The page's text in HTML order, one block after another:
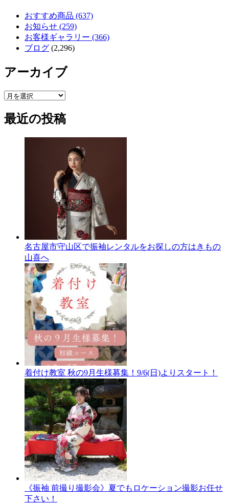
おすすめ商品 (637)
お知らせ (259)
お客様ギャラリー (366)
ブログ (2,296)
アーカイブ
ア
カ
イ
最近の投稿
名古屋市守山区で振袖レンタルをお探しの方はきもの
山喜へ
着付け教室 秋の9月生様募集！9/6(日)よりスタート！
《振袖 前撮り撮影会》夏でもロケーション撮影お任せ
下さい！